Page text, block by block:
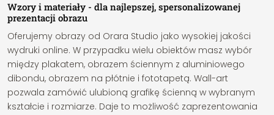
Wzory i materiały - dla najlepszej, spersonalizowanej
prezentacji obrazu
Oferujemy obrazy od Orara Studio jako wysokiej jakości
wydruki online. W przypadku wielu obiektów masz wybór
między plakatem, obrazem ściennym z aluminiowego
dibondu, obrazem na płótnie i fototapetą. Wall-art
pozwala zamówić ulubioną grafikę ścienną w wybranym
kształcie i rozmiarze. Daje to możliwość zaprezentowania